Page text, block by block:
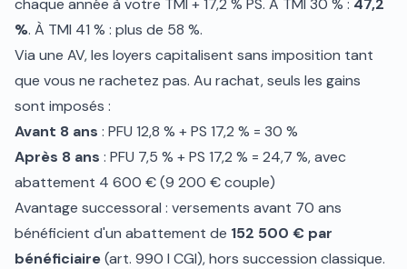
chaque année à votre TMI + 17,2 % PS. À TMI 30 % : 47,2
%. À TMI 41 % : plus de 58 %.
Via une AV, les loyers capitalisent sans imposition tant
que vous ne rachetez pas. Au rachat, seuls les gains
sont imposés :
Avant 8 ans : PFU 12,8 % + PS 17,2 % = 30 %
Après 8 ans : PFU 7,5 % + PS 17,2 % = 24,7 %, avec
abattement 4 600 € (9 200 € couple)
Avantage successoral : versements avant 70 ans
bénéficient d'un abattement de 152 500 € par
bénéficiaire(art. 990 I CGI), hors succession classique.